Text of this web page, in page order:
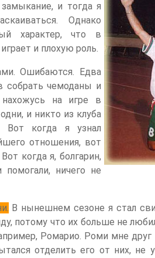
и тогда я
Однако
характер, что в
и плохую роль.
Ошибаются. Едва
собрать чемоданы и
нахожусь на игре в
и никто из клуба
Вот когда я узнал
отношения, вот
когда я, болгарин,
ничего не
В нынешнем сезоне я стал
потому что их больше не
Ромарио. Роми мне друг
отделить его от них, не